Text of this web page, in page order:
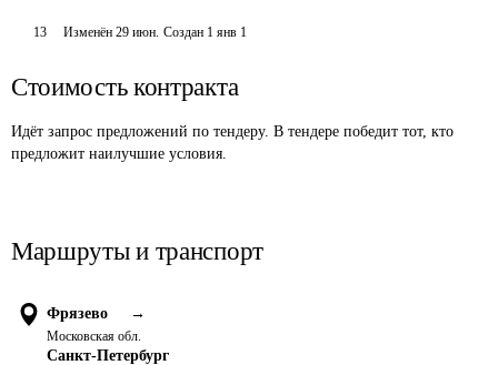
13 Изменён29 июн. Создан 1 янв 1
Стоимость контракта
Идёт запрос предложений по тендеру. В тендере победит тот, кто
предложит наилучшие условия.
Маршруты и транспорт
Фрязево →
Московская обл.
Санкт-Петербург